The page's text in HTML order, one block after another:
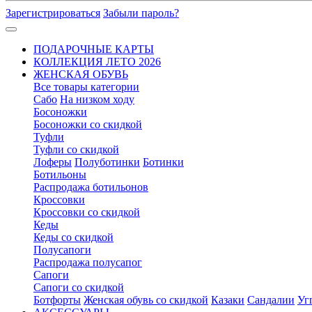
Зарегистрироваться Забыли пароль?
ПОДАРОЧНЫЕ КАРТЫ
КОЛЛЕКЦИЯ ЛЕТО 2026
ЖЕНСКАЯ ОБУВЬ
Все товары категории
Сабо На низком ходу
Босоножки
Босоножки со скидкой
Туфли
Туфли со скидкой
Лоферы Полуботинки Ботинки
Ботильоны
Распродажа ботильонов
Кроссовки
Кроссовки со скидкой
Кеды
Кеды со скидкой
Полусапоги
Распродажа полусапог
Сапоги
Сапоги со скидкой
Ботфорты Женская обувь со скидкой Казаки Сандалии